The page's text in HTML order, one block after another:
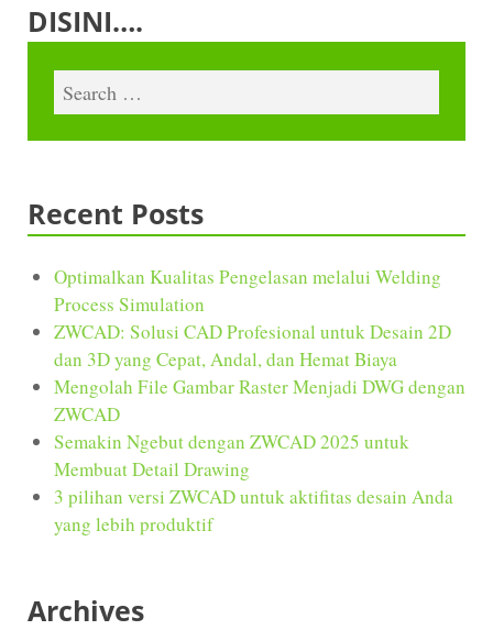
DISINI….
Recent Posts
Optimalkan Kualitas Pengelasan melalui Welding
Process Simulation
ZWCAD: Solusi CAD Profesional untuk Desain 2D
dan 3D yang Cepat, Andal, dan Hemat Biaya
Mengolah File Gambar Raster Menjadi DWG dengan
ZWCAD
Semakin Ngebut dengan ZWCAD 2025 untuk
Membuat Detail Drawing
3 pilihan versi ZWCAD untuk aktifitas desain Anda
yang lebih produktif
Archives